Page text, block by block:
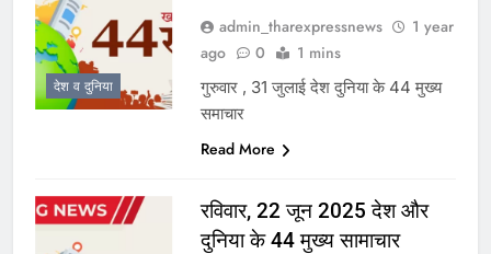
देश व दुनिया
admin_tharexpressnews
1 year
ago
0 1 mins
गुरुवार , 31 जुलाई देश दुनिया के 44 मुख्य
समाचार
Read More
रविवार, 22 जून 2025 देश और
दुनिया के 44 मुख्य सामाचार